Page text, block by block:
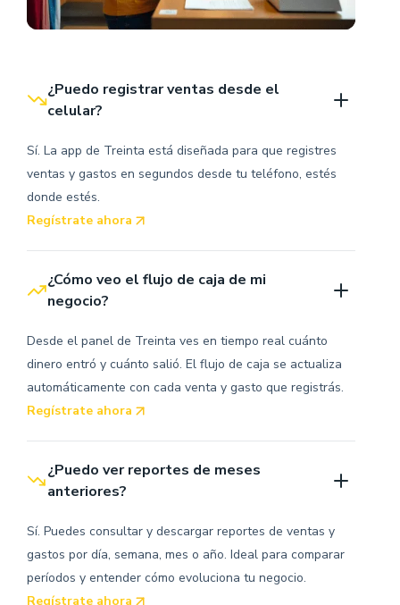
¿Puedo registrar ventas desde el
celular?
Sí. La app de Treinta está diseñada para que registres
ventas y gastos en segundos desde tu teléfono, estés
donde estés.
Regístrate ahora
¿Cómo veo el flujo de caja de mi
negocio?
Desde el panel de Treinta ves en tiempo real cuánto
dinero entró y cuánto salió. El flujo de caja se actualiza
automáticamente con cada venta y gasto que registrás.
Regístrate ahora
¿Puedo ver reportes de meses
anteriores?
Sí. Puedes consultar y descargar reportes de ventas y
gastos por día, semana, mes o año. Ideal para comparar
períodos y entender cómo evoluciona tu negocio.
Regístrate ahora